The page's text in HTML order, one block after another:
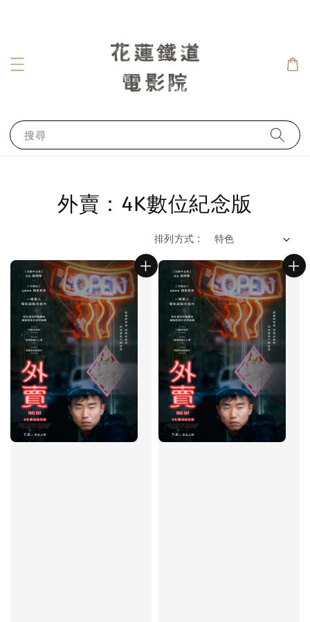
搜尋
外賣：4K數位紀念版
排列方式 :